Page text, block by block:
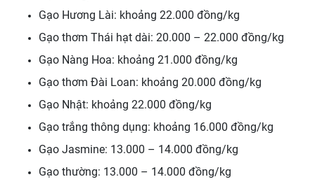
Gạo Hương Lài: khoảng 22.000 đồng/kg
Gạo thơm Thái hạt dài: 20.000 – 22.000 đồng/kg
Gạo Nàng Hoa: khoảng 21.000 đồng/kg
Gạo thơm Đài Loan: khoảng 20.000 đồng/kg
Gạo Nhật: khoảng 22.000 đồng/kg
Gạo trắng thông dụng: khoảng 16.000 đồng/kg
Gạo Jasmine: 13.000 – 14.000 đồng/kg
Gạo thường: 13.000 – 14.000 đồng/kg